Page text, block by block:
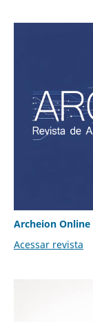
Archeion Online
Acessar revista